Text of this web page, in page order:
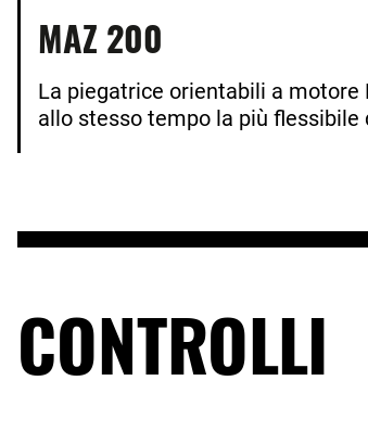
MAZ 200
La piegatrice orientabili a motore
allo stesso tempo la più
CONTROLLI